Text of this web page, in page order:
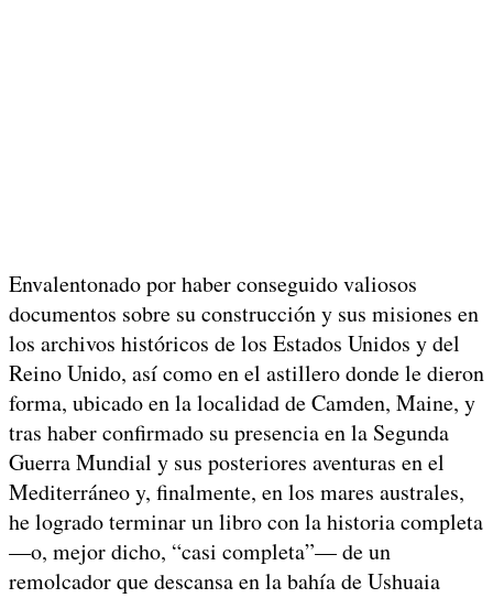
Envalentonado por haber conseguido valiosos
documentos sobre su construcción y sus misiones en
los archivos históricos de los Estados Unidos y del
Reino Unido, así como en el astillero donde le dieron
forma, ubicado en la localidad de Camden, Maine, y
tras haber confirmado su presencia en la Segunda
Guerra Mundial y sus posteriores aventuras en el
Mediterráneo y, finalmente, en los mares australes,
he logrado terminar un libro con la historia completa
—o, mejor dicho, “casi completa”— de un
remolcador que descansa en la bahía de Ushuaia